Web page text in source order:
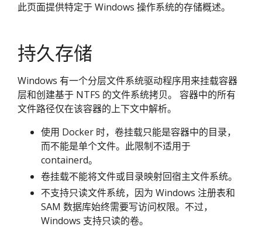
此页面提供特定于 Windows 操作系统的存储概述。
持久存储
Windows 有一个分层文件系统驱动程序用来挂载容器
层和创建基于 NTFS 的文件系统拷贝。 容器中的所有
文件路径仅在该容器的上下文中解析。
使用 Docker 时，卷挂载只能是容器中的目录，
而不能是单个文件。此限制不适用于
containerd。
卷挂载不能将文件或目录映射回宿主文件系统。
不支持只读文件系统，因为 Windows 注册表和
SAM 数据库始终需要写访问权限。不过，
Windows 支持只读的卷。